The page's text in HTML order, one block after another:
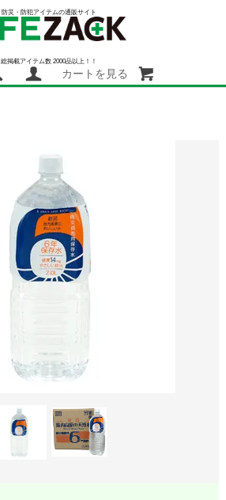
防災・防犯アイテムの通販サイト
総掲載アイテム数 2000品以上！！
カートを見る